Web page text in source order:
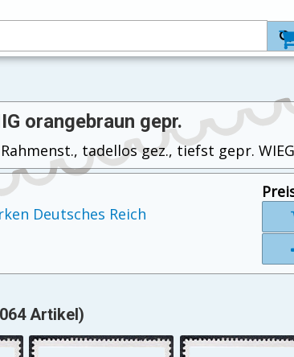
orangebraun gepr.
tadellos gez., tiefst gepr.
Deutsches Reich
Artikel)